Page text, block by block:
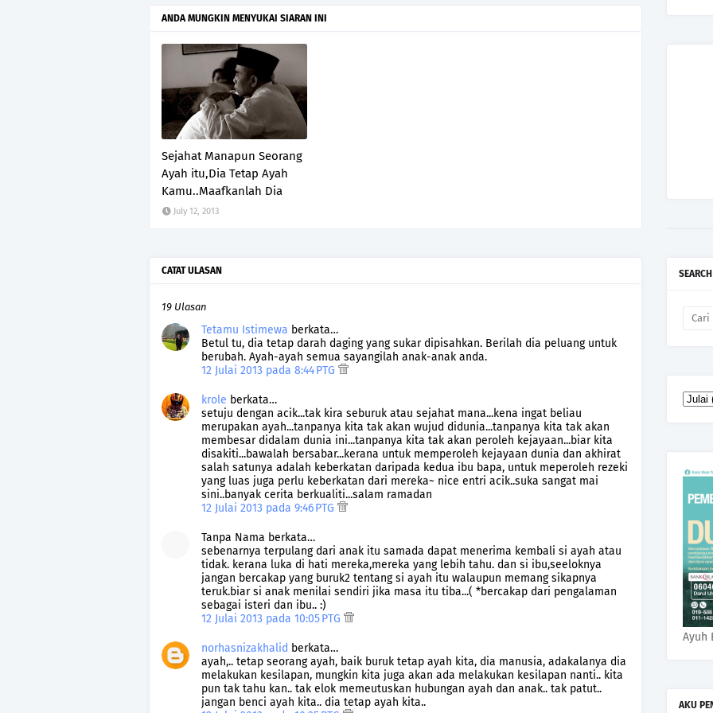
ANDA MUNGKIN MENYUKAI SIARAN INI
Sejahat Manapun Seorang
Ayah itu,Dia Tetap Ayah
Kamu..Maafkanlah Dia
July 12, 2013
CATAT ULASAN
19 Ulasan
Tetamu Istimewa berkata…
Betul tu, dia tetap darah daging yang sukar dipisahkan. Berilah dia peluang untuk
berubah. Ayah-ayah semua sayangilah anak-anak anda.
12 Julai 2013 pada 8:44 PTG
krole berkata…
setuju dengan acik...tak kira seburuk atau sejahat mana...kena ingat beliau
merupakan ayah...tanpanya kita tak akan wujud didunia...tanpanya kita tak akan
membesar didalam dunia ini...tanpanya kita tak akan peroleh kejayaan...biar kita
disakiti...bawalah bersabar...kerana untuk memperoleh kejayaan dunia dan akhirat
salah satunya adalah keberkatan daripada kedua ibu bapa, untuk meperoleh rezeki
yang luas juga perlu keberkatan dari mereka~ nice entri acik..suka sangat mai
sini..banyak cerita berkualiti...salam ramadan
12 Julai 2013 pada 9:46 PTG
Tanpa Nama berkata…
sebenarnya terpulang dari anak itu samada dapat menerima kembali si ayah atau
tidak. kerana luka di hati mereka,mereka yang lebih tahu. dan si ibu,seeloknya
jangan bercakap yang buruk2 tentang si ayah itu walaupun memang sikapnya
teruk.biar si anak menilai sendiri jika masa itu tiba...( *bercakap dari pengalaman
sebagai isteri dan ibu.. :)
12 Julai 2013 pada 10:05 PTG
norhasnizakhalid berkata…
ayah,.. tetap seorang ayah, baik buruk tetap ayah kita, dia manusia, adakalanya dia
melakukan kesilapan, mungkin kita juga akan ada melakukan kesilapan nanti.. kita
pun tak tahu kan.. tak elok memeutuskan hubungan ayah dan anak.. tak patut..
jangan benci ayah kita.. dia tetap ayah kita..
Ayuh
AKU